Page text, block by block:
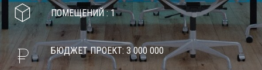
ПОМЕЩЕНИЙ : 1
БЮДЖЕТ ПРОЕКТ: 3 000 000